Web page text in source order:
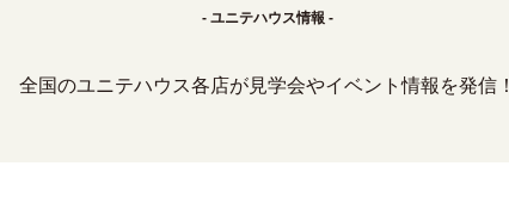
- ユニテハウス情報 -
全国のユニテハウス各店が見学会やイベント情報を発信！